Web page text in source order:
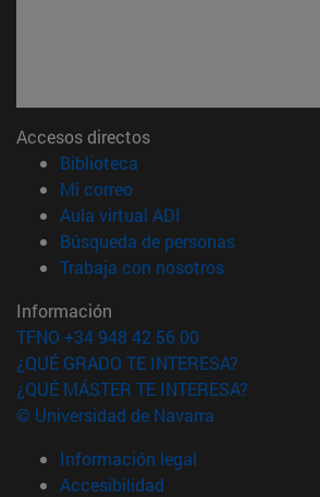
Accesos directos
Biblioteca
Mi correo(abre en nueva ventana)
Aula virtual ADI
Búsqueda de personas(abre en
Trabaja con nosotros(abre en
Información
TFNO +34 948 42 56 00
¿QUÉ GRADO TE INTERESA?
¿QUÉ MÁSTER TE INTERESA?
© Universidad de Navarra
Información legal
Accesibilidad